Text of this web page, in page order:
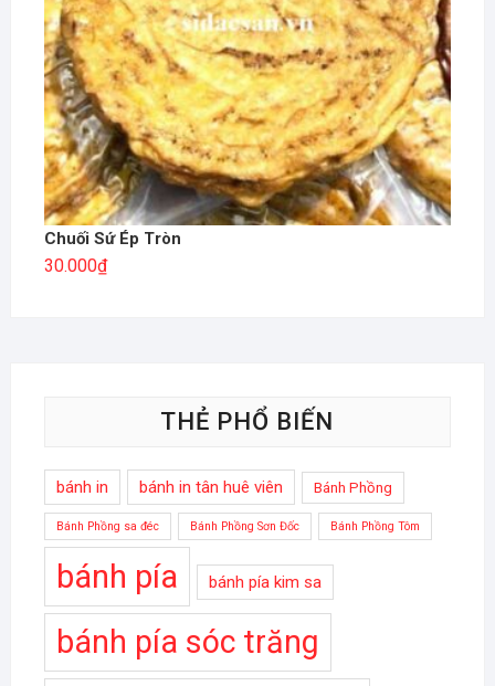
Chuối Sứ Ép Tròn
30.000₫
THẺ PHỔ BIẾN
bánh in bánh in tân huê viên Bánh Phồng
Bánh Phồng sa đéc Bánh Phồng Sơn Đốc Bánh Phồng Tôm
bánh pía bánh pía kim sa
bánh pía sóc trăng